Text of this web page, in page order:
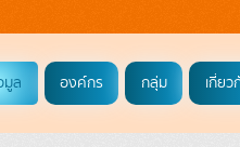
ล องค์กร กลุ่ม เกี่ยว